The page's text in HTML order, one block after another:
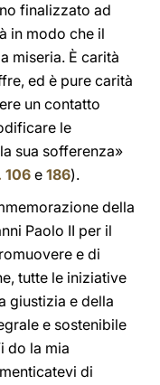
finalizzato ad
in modo che il
miseria. È carità
ed è pure carità
un contatto
le
sua sofferenza»
106 e 186).
della
Paolo II per il
e di
tutte le iniziative
giustizia e della
e sostenibile
do la mia
di